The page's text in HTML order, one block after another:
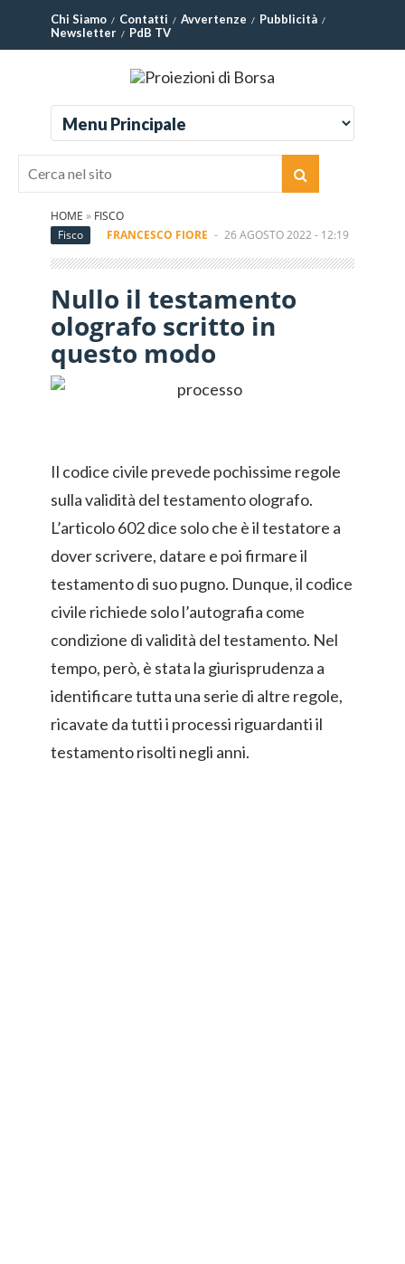
Chi Siamo Contatti Avvertenze
Pubblicità
Newsletter
PdB TV
HOME » FISCO
Fisco
FRANCESCO FIORE - 26 AGOSTO 2022 - 12:19
Nullo il testamento
olografo scritto in
questo modo
Il codice civile prevede pochissime regole
sulla validità del testamento olografo.
L’articolo 602 dice solo che è il testatore a
dover scrivere, datare e poi firmare il
testamento di suo pugno. Dunque, il codice
civile richiede solo l’autografia come
condizione di validità del testamento. Nel
tempo, però, è stata la giurisprudenza a
identificare tutta una serie di altre regole,
ricavate da tutti i processi riguardanti il
testamento risolti negli anni.